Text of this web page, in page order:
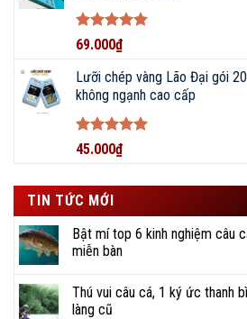
Website
kinh nghiệm sâu về các loại
Thái độ phục vụ tận tâm, chuyên
nhiệt huyết, hỗ trợ kịp thời, tiết
Gợi ý nhiều địa điểm câu, kỹ
chia sẻ đam mê, ký sự đi
NHANH CHÓNG –
Được xếp
55
sao
69.000₫
Lưỡi chép vàng Lão Đại gói
không ngạnh cao cấp
Được xếp
55
45.000₫
TIN TỨC MỚI
Bật mí top 6 kinh nghiệm câu
miễn bàn
Thú vui câu cá, 1 ký ức thanh
làng cũ